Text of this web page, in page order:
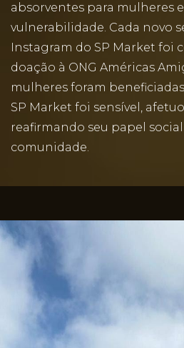
absorventes para mulheres
vulnerabilidade. Cada novo
Instagram do SP Market foi
doação à ONG Américas
mulheres foram
SP Market foi sensível,
reafirmando seu papel
comunidade.